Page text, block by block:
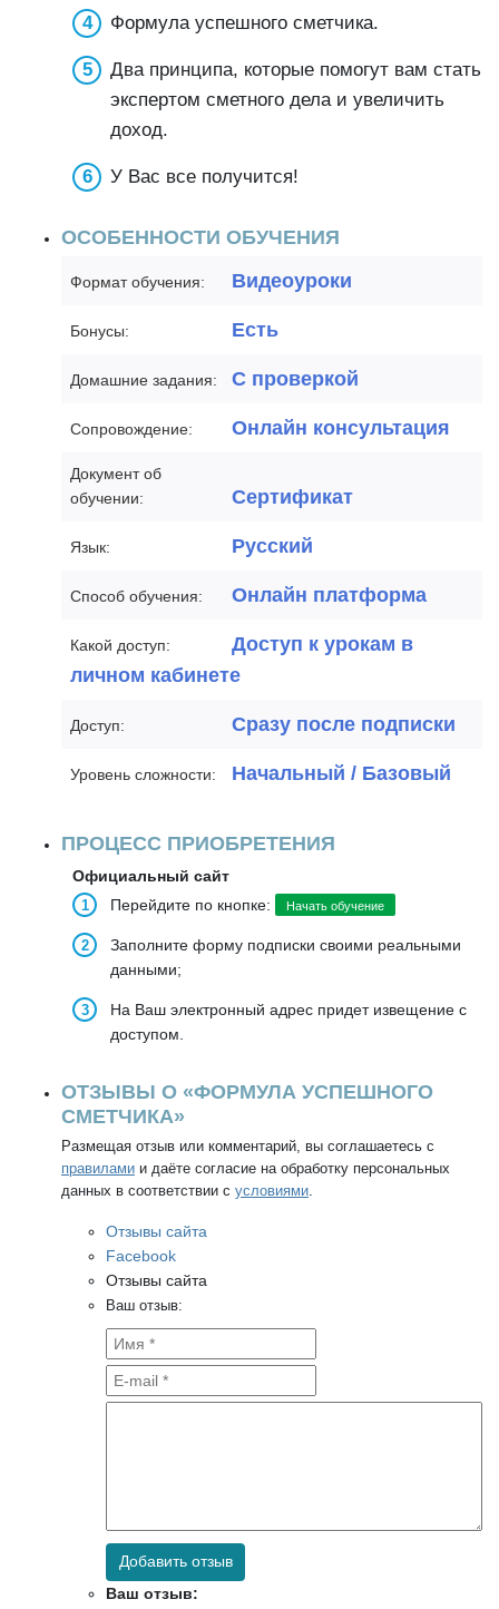
Формула успешного сметчика.
Два принципа, которые помогут вам стать
экспертом сметного дела и увеличить
доход.
У Вас все получится!
ОСОБЕННОСТИ ОБУЧЕНИЯ
Формат обучения: Видеоуроки
Бонусы: Есть
Домашние задания: С проверкой
Сопровождение: Онлайн консультация
Документ об
обучении:
Сертификат
Язык: Русский
Способ обучения: Онлайн платформа
Какой доступ:
Доступ к урокам в
личном кабинете
Доступ: Сразу после подписки
Уровень сложности: Начальный / Базовый
ПРОЦЕСС ПРИОБРЕТЕНИЯ
Официальный сайт
Перейдите по кнопке:
Начать обучение
Заполните форму подписки своими реальными
данными;
На Ваш электронный адрес придет извещение с
доступом.
ОТЗЫВЫ О «ФОРМУЛА УСПЕШНОГО
СМЕТЧИКА»
Размещая отзыв или комментарий, вы соглашаетесь с
правилами и даёте согласие на обработку персональных
данных в соответствии с условиями.
Отзывы сайта
Facebook
Отзывы сайта
Ваш отзыв:
Добавить отзыв
Ваш отзыв: